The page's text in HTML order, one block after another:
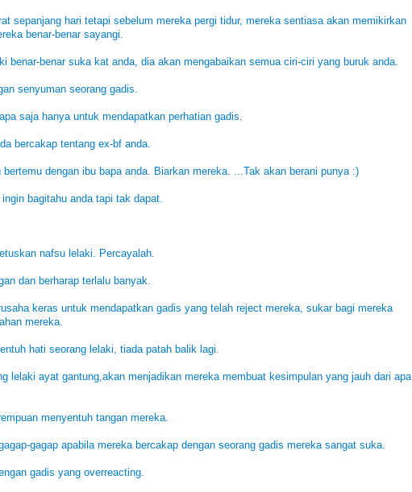
sepanjang hari tetapi sebelum mereka pergi tidur, mereka sentiasa akan memikirkan
benar-benar sayangi.
benar-benar suka kat anda, dia akan mengabaikan semua ciri-ciri yang buruk anda.
senyuman seorang gadis.
saja hanya untuk mendapatkan perhatian gadis.
bercakap tentang ex-bf anda.
bertemu dengan ibu bapa anda. Biarkan mereka. ...Tak akan berani punya :)
bagitahu anda tapi tak dapat.
nafsu lelaki. Percayalah.
dan berharap terlalu banyak.
keras untuk mendapatkan gadis yang telah reject mereka, sukar bagi mereka
mereka.
hati seorang lelaki, tiada patah balik lagi.
lelaki ayat gantung,akan menjadikan mereka membuat kesimpulan yang jauh dari apa
menyentuh tangan mereka.
gagap apabila mereka bercakap dengan seorang gadis mereka sangat suka.
gadis yang overreacting.